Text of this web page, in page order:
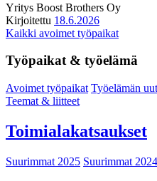
Yritys Boost Brothers Oy
Kirjoitettu 18.6.2026
Kaikki avoimet työpaikat
Työpaikat & työelämä
Avoimet työpaikat Työelämän
Teemat & liitteet
Toimialakatsaukset
Suurimmat 2025 Suurimmat 2024